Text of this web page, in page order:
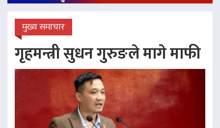
मुख्य समाचार
गृहमन्त्री सुधन गुरुङले मागे माफी